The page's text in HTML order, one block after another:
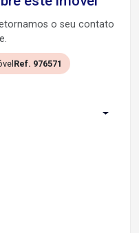
o seu contato
Ref. 976571